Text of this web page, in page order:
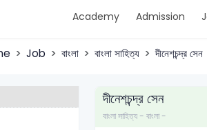
Academy Admission
Job বাংলা বাংলা সাহিত্য দীনেশচন্দ্র সেন
দীনেশচন্দ্র সেন
বাংলা সাহিত্য - বাংলা -